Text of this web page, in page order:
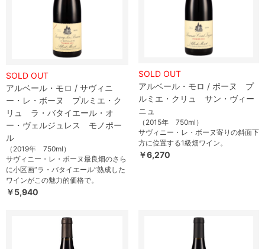
SOLD OUT
アルベール・モロ / サヴィニ
ー・レ・ボーヌ プルミエ・ク
リュ ラ・バタイエール・オ
ー・ヴェルジュレス モノポー
ル
（2019年 750ml）
サヴィニー・レ・ボーヌ最良畑のさら
に小区画“ラ・バタイエール”熟成した
ワインがこの魅力的価格で。
￥5,940
SOLD OUT
アルベール・モロ / ボーヌ プ
ルミエ・クリュ サン・ヴィー
ニュ
（2015年 750ml）
サヴィニー・レ・ボーヌ寄りの斜面下
方に位置する1級畑ワイン。
￥6,270